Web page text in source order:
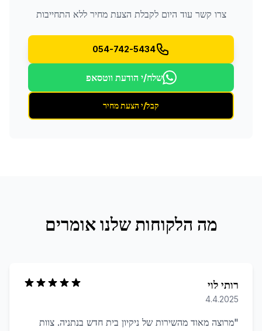
צרו קשר עוד היום לקבלת הצעת מחיר ללא התחייבות
054-742-5434
שלח/י הודעת ווטסאפ
קבל/י הצעת מחיר
מה הלקוחות שלנו אומרים
רותי לוי
4.4.2025
"מרוצה מאוד מהשירות של ניקיון בית חדש בנתניה. צוות